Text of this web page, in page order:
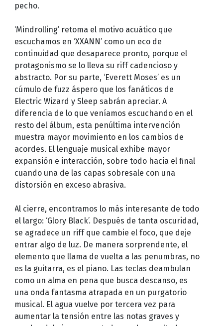
pecho.
‘Mindrolling’ retoma el motivo acuático que
escuchamos en ‘XXANN’ como un eco de
continuidad que desaparece pronto, porque el
protagonismo se lo lleva su riff cadencioso y
abstracto. Por su parte, ‘Everett Moses’ es un
cúmulo de fuzz áspero que los fanáticos de
Electric Wizard y Sleep sabrán apreciar. A
diferencia de lo que veníamos escuchando en el
resto del álbum, esta penúltima intervención
muestra mayor movimiento en los cambios de
acordes. El lenguaje musical exhibe mayor
expansión e interacción, sobre todo hacia el final
cuando una de las capas sobresale con una
distorsión en exceso abrasiva.
Al cierre, encontramos lo más interesante de todo
el largo: ‘Glory Black’. Después de tanta oscuridad,
se agradece un riff que cambie el foco, que deje
entrar algo de luz. De manera sorprendente, el
elemento que llama de vuelta a las penumbras, no
es la guitarra, es el piano. Las teclas deambulan
como un alma en pena que busca descanso, es
una onda fantasma atrapada en un purgatorio
musical. El agua vuelve por tercera vez para
aumentar la tensión entre las notas graves y